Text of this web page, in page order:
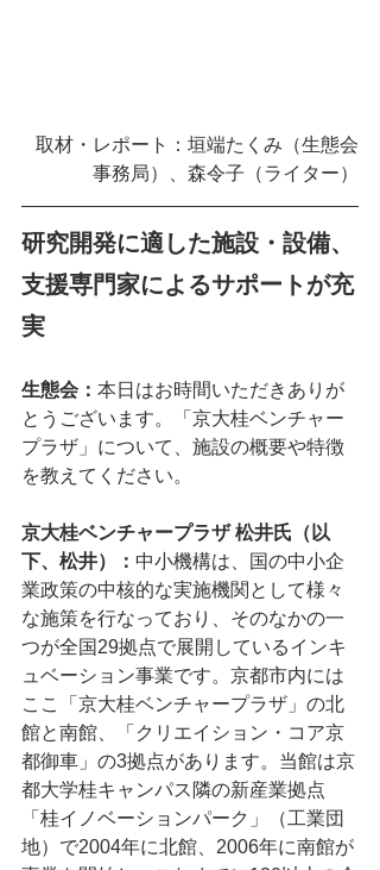
取材・レポート：垣端たくみ（生態会
事務局）、森令子（ライター）
研究開発に適した施設・設備、
支援専門家によるサポートが充
実
生態会： 本日はお時間いただきありが
とうございます。「京大桂ベンチャー
プラザ」について、施設の概要や特徴
を教えてください。
京大桂ベンチャープラザ 松井氏（以
下、松井）： 中小機構は、国の中小企
業政策の中核的な実施機関として様々
な施策を行なっており、そのなかの一
つが全国29拠点で展開しているインキ
ュベーション事業です。京都市内には
ここ「京大桂ベンチャープラザ」の北
館と南館、「クリエイション・コア京
都御車」の3拠点があります。当館は京
都大学桂キャンパス隣の新産業拠点
「桂イノベーションパーク」（工業団
地）で2004年に北館、2006年に南館が